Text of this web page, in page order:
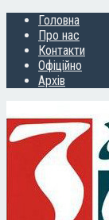
Головна
Про нас
Контакти
Офіційно
Архів